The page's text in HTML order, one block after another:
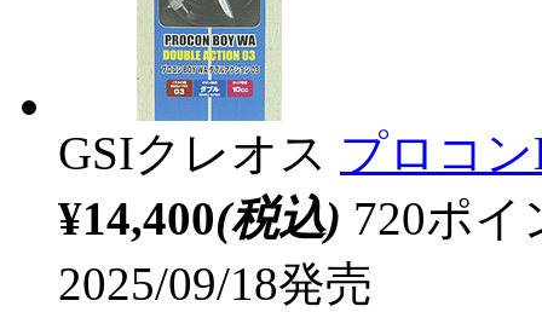
GSIクレオス プロコ
¥14,400(税込) 720ポ
2025/09/18発売